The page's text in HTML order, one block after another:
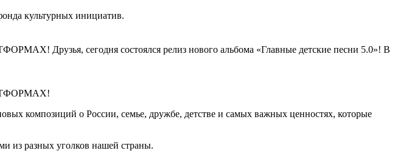
культурных инициатив.
сегодня состоялся релиз нового альбома «Главные детские песни 5.0»! В
композиций о России, семье, дружбе, детстве и самых важных ценностях, которые
из разных уголков нашей страны.